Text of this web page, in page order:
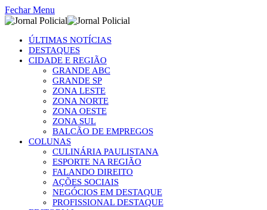
Fechar Menu
ÚLTIMAS NOTÍCIAS
DESTAQUES
CIDADE E REGIÃO
GRANDE ABC
GRANDE SP
ZONA LESTE
ZONA NORTE
ZONA OESTE
ZONA SUL
BALCÃO DE EMPREGOS
COLUNAS
CULINÁRIA PAULISTANA
ESPORTE NA REGIÃO
FALANDO DIREITO
AÇÕES SOCIAIS
NEGÓCIOS EM DESTAQUE
PROFISSIONAL DESTAQUE